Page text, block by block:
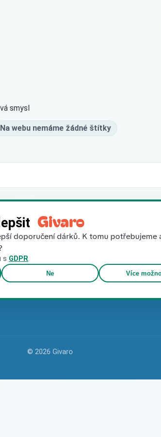
smysl
Na webu nemáme žádné štítky
© 2026 Givaro
Givaro
doporučení dárků. K tomu potřebujeme
s GDPR.
Ne Více